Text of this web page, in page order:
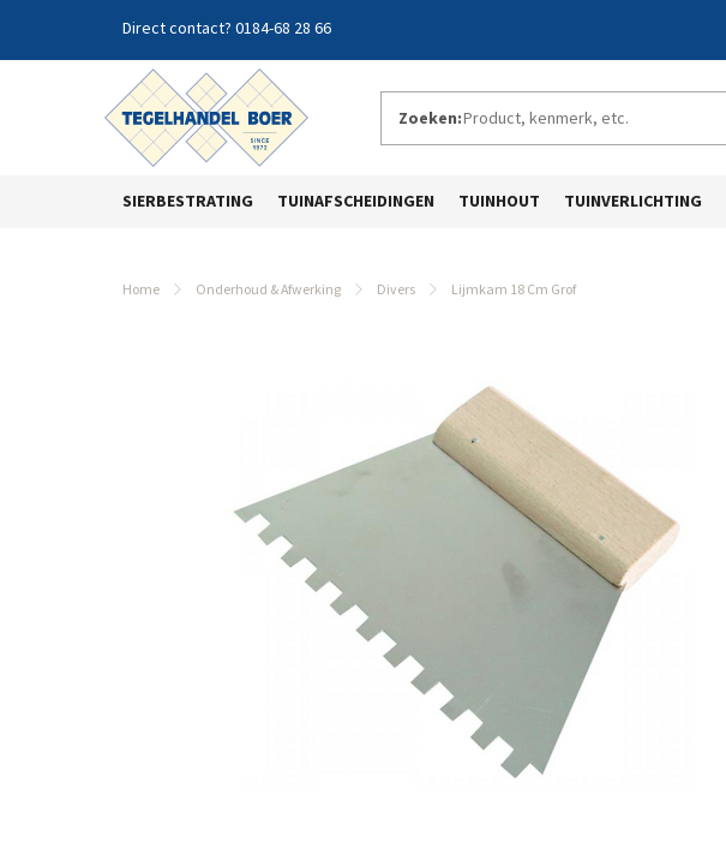
0184-68 28 66
Zoeken:
SIERBESTRATING TUINAFSCHEIDINGEN TUINHOUT TUINVERLICHTING
Home Onderhoud & Afwerking Divers Lijmkam 18 Cm Grof